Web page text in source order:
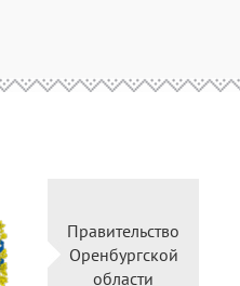
Правительство
Оренбургской
области